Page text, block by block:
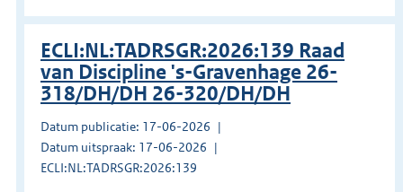
ECLI:NL:TADRSGR:2026:139 Raad
van Discipline 's-Gravenhage 26-
318/DH/DH 26-320/DH/DH
Datum publicatie: 17-06-2026
Datum uitspraak: 17-06-2026
ECLI:NL:TADRSGR:2026:139